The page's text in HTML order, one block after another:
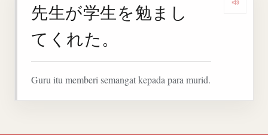
先生が学生を勉まし
てくれた。
Guru itu memberi semangat kepada para murid.